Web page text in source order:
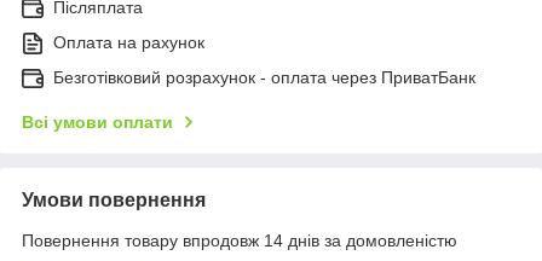
Післяплата
Оплата на рахунок
Безготівковий розрахунок - оплата через ПриватБанк
Всі умови оплати
Умови повернення
Повернення товару впродовж 14 днів за домовленістю